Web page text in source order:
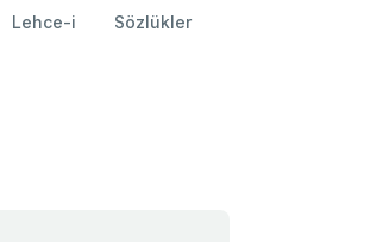
Lehce-i Sözlükler